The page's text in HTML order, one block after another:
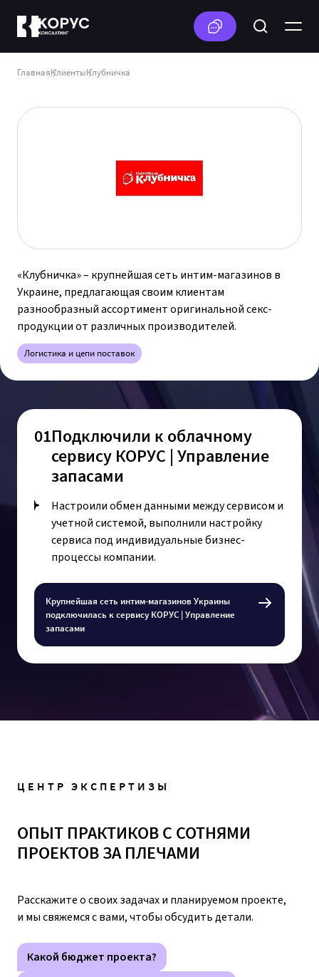
ГлавнаяКлиентыКлубничка
«Клубничка» – крупнейшая сеть интим-магазинов в
Украине, предлагающая своим клиентам
разнообразный ассортимент оригинальной секс-
продукции от различных производителей.
Логистика и цепи поставок
01Подключили к облачному
сервису КОРУС | Управление
запасами
Настроили обмен данными между сервисом и
учетной системой, выполнили настройку
сервиса под индивидуальные бизнес-
процессы компании.
Крупнейшая сеть интим-магазинов Украины
подключилась к сервису КОРУС | Управление
запасами
ЦЕНТР ЭКСПЕРТИЗЫ
ОПЫТ ПРАКТИКОВ С СОТНЯМИ
ПРОЕКТОВ ЗА ПЛЕЧАМИ
Расскажите о своих задачах и планируемом проекте,
и мы свяжемся с вами, чтобы обсудить детали.
Какой бюджет проекта?